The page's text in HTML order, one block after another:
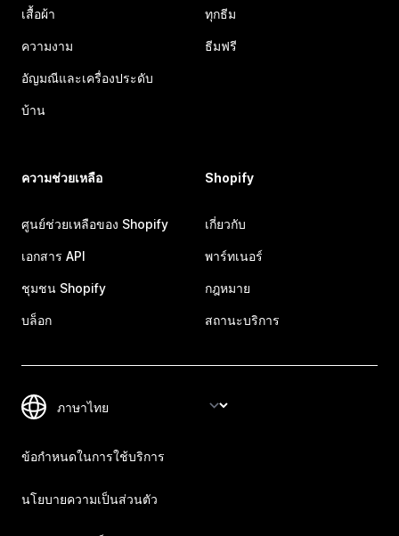
เสื้อผ้า
ความงาม
อัญมณีและเครื่องประดับ
บ้าน
ทุกธีม
ธีมฟรี
ความช่วยเหลือ
ศูนย์ช่วยเหลือของ Shopify
เอกสาร API
ชุมชน Shopify
บล็อก
Shopify
เกี่ยวกับ
พาร์ทเนอร์
กฎหมาย
สถานะบริการ
ข้อกำหนดในการใช้บริการ
นโยบายความเป็นส่วนตัว